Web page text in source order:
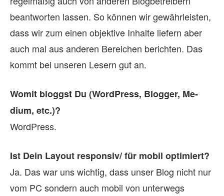
beantworten lassen. So können wir gewährleisten,
dass wir zum einen objektive Inhalte liefern aber
auch mal aus anderen Bereichen berichten. Das
kommt bei unseren Lesern gut an.
Wo­mit bloggst Du (Word­Press, Blog­ger, Me­
dium, etc.)?
WordPress.
Ist Dein Lay­out responsiv/ für mo­bil op­ti­miert?
Ja. Das war uns wichtig, dass unser Blog nicht nur
vom PC sondern auch mobil von unterwegs